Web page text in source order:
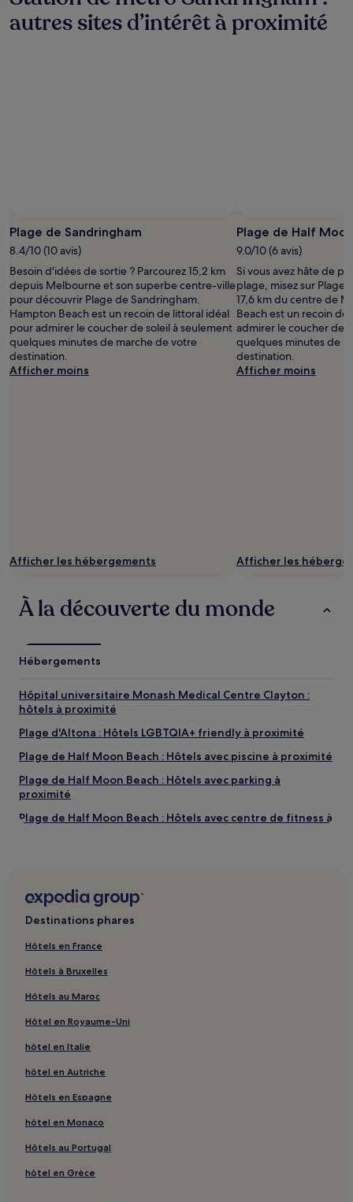
autres sites d’intérêt à proximité
libre
de
droits
prise
par
LesleyHC
Plage de Sandringham
8.4/10 (10 avis)
Besoin d'idées de sortie ? Parcourez 15,2 km
depuis Melbourne et son superbe centre-ville
pour découvrir Plage de Sandringham.
Hampton Beach est un recoin de littoral idéal
pour admirer le coucher de soleil à seulement
quelques minutes de marche de votre
destination.
Afficher moins
Afficher les hébergements
Plage de Half
9.0/10 (6 avis)
Si vous avez hâte de
plage, misez sur Plage
17,6 km du centre de
Beach est un recoin
admirer le coucher de
quelques minutes de
destination.
Afficher moins
Afficher les
À la découverte du monde
Hébergements
Hôpital universitaire Monash Medical Centre Clayton :
hôtels à proximité
Plage d'Altona : Hôtels LGBTQIA+ friendly à proximité
Plage de Half Moon Beach : Hôtels avec piscine à proximité
Plage de Half Moon Beach : Hôtels avec parking à
proximité
Plage de Half Moon Beach : Hôtels avec centre de fitness à
Plage de Half Moon Beach : Hôtels familiaux à proximité
Windsor Railway Station : hôtels à proximité
Yarra Yarra Golf Club : hôtels à proximité
Green Point : hôtels à proximité
Cheltenham East : hôtels
Hampton Beach : hôtels à proximité
Plage de St Kilda : hôtels à proximité
Melbourne : hôtels Hôtels avec parking
Melbourne : hôtels Hôtels avec centre de fitness
Destinations phares
Hôtels en France
Hôtels à Bruxelles
Hôtels au Maroc
Hôtel en Royaume-Uni
hôtel en Italie
hôtel en Autriche
Hôtels en Espagne
hôtel en Monaco
Hôtels au Portugal
hôtel en Grèce